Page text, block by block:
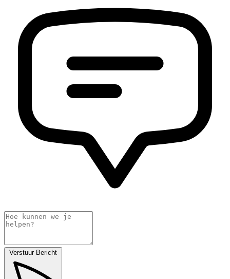
Verstuur Bericht